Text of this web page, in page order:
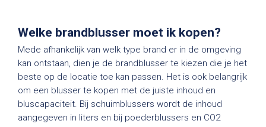
Welke brandblusser moet ik kopen?
Mede afhankelijk van welk type brand er in de omgeving
kan ontstaan, dien je de brandblusser te kiezen die je het
beste op de locatie toe kan passen. Het is ook belangrijk
om een blusser te kopen met de juiste inhoud en
bluscapaciteit. Bij schuimblussers wordt de inhoud
aangegeven in liters en bij poederblussers en CO2